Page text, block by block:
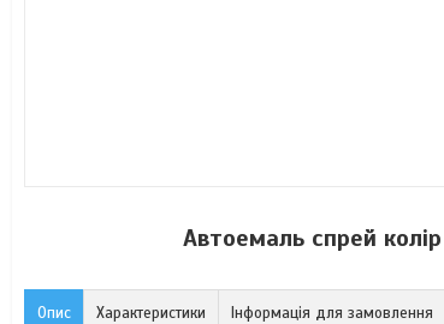
Автоемаль спрей
Опис Характеристики Інформація для замовлення